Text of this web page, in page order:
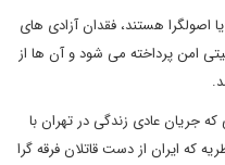
اصولگرا هستند، فقدان آزادی های
امن پرداخته می شود و آن ها از
که جریان عادی زندگی در تهران با
که ایران از دست قاتلان فرقه گرا